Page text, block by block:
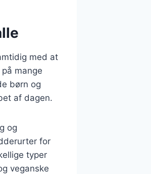
med at
mange
børn og
af dagen.
og
for
typer
veganske